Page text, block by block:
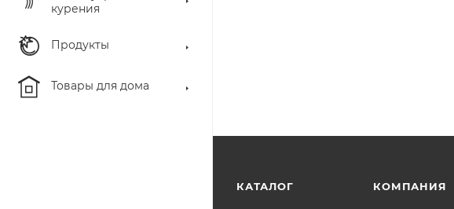
курения
Продукты
Товары для дома
КАТАЛОГ КОМПАНИЯ